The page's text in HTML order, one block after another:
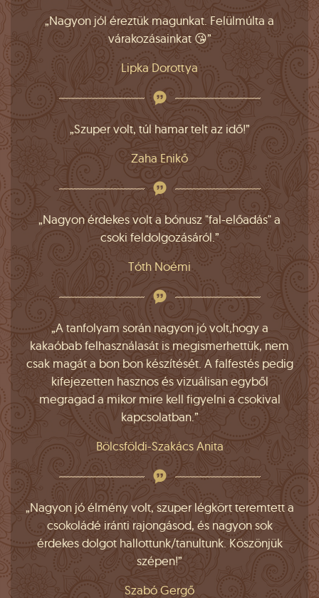
„Nagyon jól éreztük magunkat. Felülmúlta a
várakozásainkat 😘”
Lipka Dorottya
„Szuper volt, túl hamar telt az idő!”
Zaha Enikő
„Nagyon érdekes volt a bónusz "fal-előadás" a
csoki feldolgozásáról.”
Tóth Noémi
„A tanfolyam során nagyon jó volt,hogy a
kakaóbab felhasználasát is megismerhettük, nem
csak magát a bon bon készítését. A falfestés pedig
kifejezetten hasznos és vizuálisan egyből
megragad a mikor mire kell figyelni a csokival
kapcsolatban.”
Bölcsföldi-Szakács Anita
„Nagyon jó élmény volt, szuper légkört teremtett a
csokoládé iránti rajongásod, és nagyon sok
érdekes dolgot hallottunk/tanultunk. Köszönjük
szépen!”
Szabó Gergő